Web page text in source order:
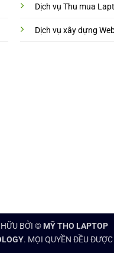
Dịch vụ Thu mua
Dịch vụ xây dựng
HỮU BỞI © MỸ THO LAPTOP
. MỌI QUYỀN ĐỀU